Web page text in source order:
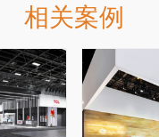
相关案例